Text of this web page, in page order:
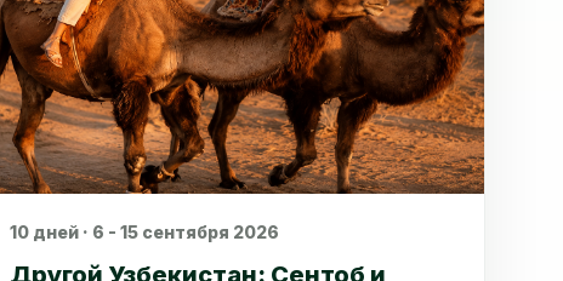
Сравнить
10 дней · 6 - 15 сентября 2026
Другой Узбекистан: Сентоб и